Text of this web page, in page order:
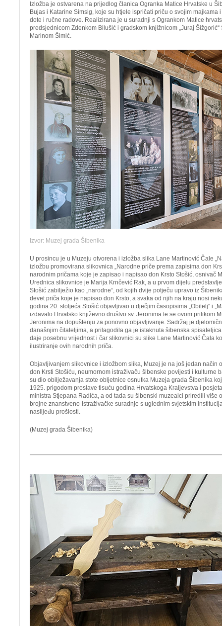
Izložba je ostvarena na prijedlog članica Ogranka Matice Hrvatske u
Bujas i Katarine Simsig, koje su htjele ispričati priču o svojim majkama
dote i ručne radove. Realizirana je u suradnji s Ogrankom Matice
predsjednicom Zdenkom Bilušić i gradskom knjižnicom „Juraj
Marinom Šimić.
Izvor: Muzej grada Šibenika
U prosincu je u Muzeju otvorena i izložba slika Lane Martinović Čale
izložbu promovirana slikovnica „Narodne priče prema zapisima don
narodnim pričama koje je zapisao i napisao don Krsto Stošić, osnivač
Urednica slikovnice je Marija Krnčević Rak, a u prvom dijelu
Stošić zabilježio kao „narodne“, od kojih dvije potječu upravo iz
devet priča koje je napisao don Krsto, a svaka od njih na kraju nosi
godina 20. stoljeća Stošić objavljivao u dječjim časopisima „Obitelj“ i
izdavalo Hrvatsko književno društvo sv. Jeronima te se ovom prilikom
Jeronima na dopuštenju za ponovno objavljivanje. Sadržaj je
današnjim čitateljima, a prilagodila ga je istaknuta šibenska
daje posebnu vrijednost i čar slikovnici su slike Lane Martinović Čala
ilustriranje ovih narodnih priča.
Objavljivanjem slikovnice i izložbom slika, Muzej je na još jedan način
don Krsti Stošiću, neumornom istraživaču šibenske povijesti i kulturne
su dio obilježavanja stote obljetnice osnutka Muzeja grada Šibenika
1925. prigodom proslave tisuću godina Hrvatskoga Kraljevstva i
ministra Stjepana Radića, a od tada su šibenski muzealci priredili više
brojne znanstveno-istraživačke suradnje s uglednim svjetskim
naslijeđu prošlosti.
(Muzej grada Šibenika)